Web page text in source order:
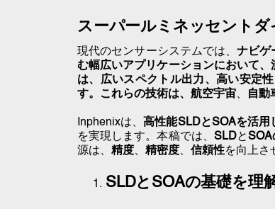
スーパールミネッセント
現代のセンサーシステムでは、ナビゲ
む幅広いアプリケーションにおいて
は、広いスペクトル出力、高い安定
す。これらの技術は、航空宇宙、 自動
Inphenixは、 高性能SLDとSOAを活用
を実現します。本稿では、 SLDとSOA
源は、精度、精密度、信頼性を向上さ
SLDとSOAの基礎を理